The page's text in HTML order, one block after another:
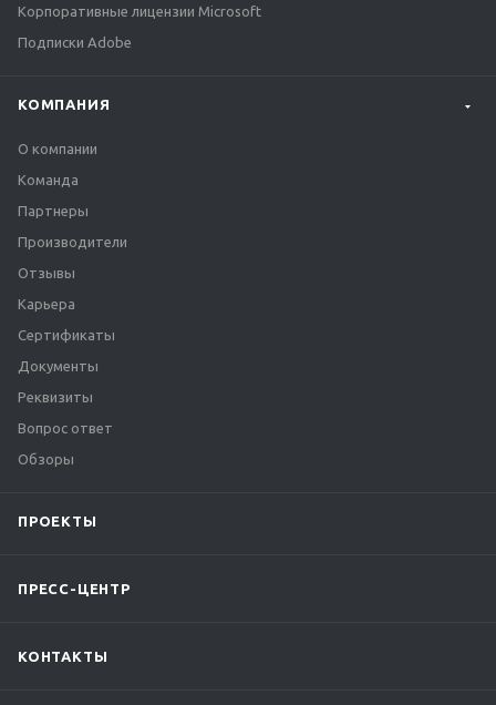
Корпоративные лицензии Microsoft
Подписки Adobe
КОМПАНИЯ
О компании
Команда
Партнеры
Производители
Отзывы
Карьера
Сертификаты
Документы
Реквизиты
Вопрос ответ
Обзоры
ПРОЕКТЫ
ПРЕСС-ЦЕНТР
КОНТАКТЫ